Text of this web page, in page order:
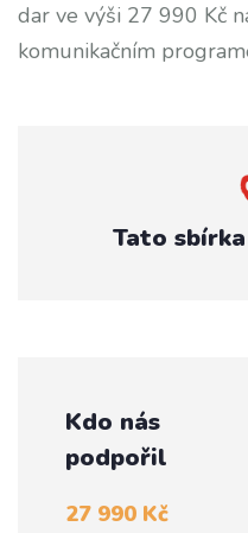
dar ve výši 27 990 Kč
komunikačním
Tato
Kdo nás
podpořil
27 990 Kč